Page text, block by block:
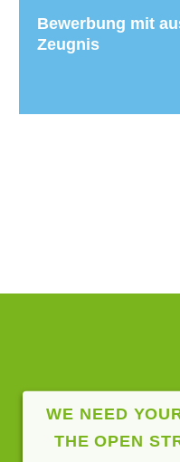
Bewerbung mit
Zeugnis
WE NEED
THE OPEN